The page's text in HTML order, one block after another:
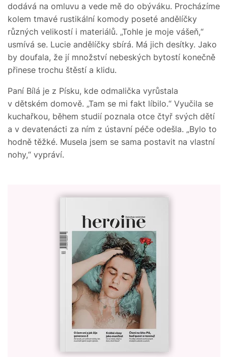
dodává na omluvu a vede mě do obýváku. Procházíme
kolem tmavé rustikální komody poseté andělíčky
různých velikostí i materiálů. „Tohle je moje vášeň,“
usmívá se. Lucie andělíčky sbírá. Má jich desítky. Jako
by doufala, že jí množství nebeských bytostí konečně
přinese trochu štěstí a klidu.
Paní Bílá je z Písku, kde odmalička vyrůstala
v dětském domově. „Tam se mi fakt líbilo.“ Vyučila se
kuchařkou, během studií poznala otce čtyř svých dětí
a v devatenácti za ním z ústavní péče odešla. „Bylo to
hodně těžké. Musela jsem se sama postavit na vlastní
nohy,“ vypráví.